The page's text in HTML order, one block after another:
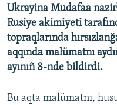
RFE/RS bütün saytları
Ukrayina Mudafaa
Rusiye akimiyeti
topraqlarında
aqqında malümatnı
ayınıñ 8-nde bildirdi.
Bu aqta malümatnı,